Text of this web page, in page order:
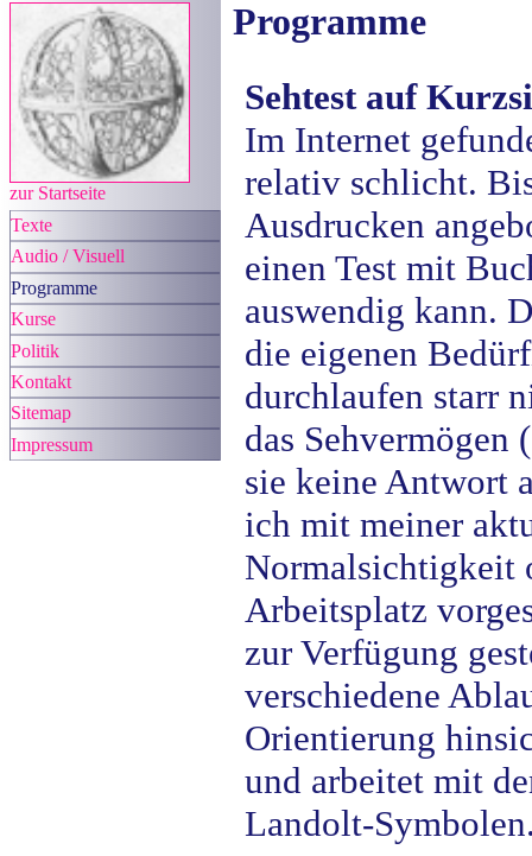
zur Startseite
Texte
Audio / Visuell
Programme
Kurse
Politik
Kontakt
Sitemap
Impressum
Programme
Sehtest auf
Im Internet
relativ schlicht.
Ausdrucken
einen Test mit
auswendig kann.
die eigenen
durchlaufen starr
das
sie keine Antwort
ich mit meiner
Normalsichtigkeit
Arbeitsplatz
zur Verfügung
verschiedene
Orientierung
und arbeitet mit
Landolt-